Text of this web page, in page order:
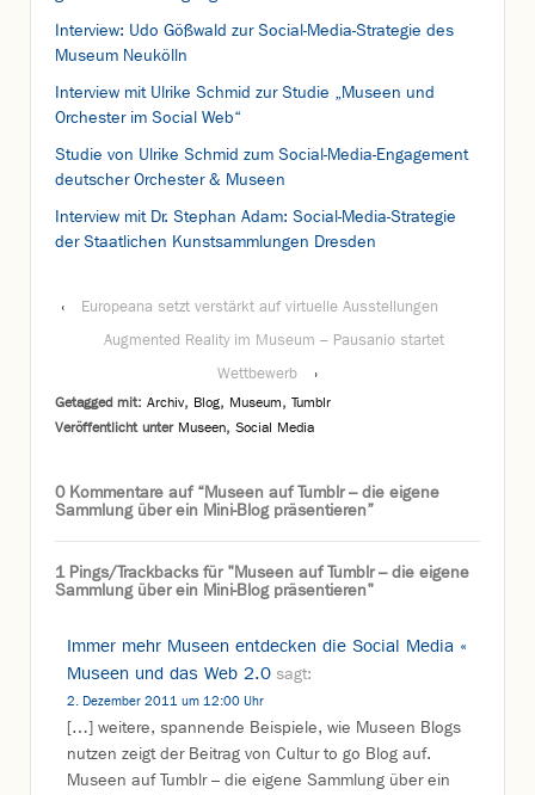
Interview: Udo Gößwald zur Social-Media-Strategie des
Museum Neukölln
Interview mit Ulrike Schmid zur Studie „Museen und
Orchester im Social Web“
Studie von Ulrike Schmid zum Social-Media-Engagement
deutscher Orchester & Museen
Interview mit Dr. Stephan Adam: Social-Media-Strategie
der Staatlichen Kunstsammlungen Dresden
‹
Europeana setzt verstärkt auf virtuelle Ausstellungen
Augmented Reality im Museum – Pausanio startet
Wettbewerb
›
Getagged mit: Archiv, Blog, Museum, Tumblr
Veröffentlicht unter Museen, Social Media
0 Kommentare auf “Museen auf Tumblr – die eigene
Sammlung über ein Mini-Blog präsentieren”
1 Pings/Trackbacks für "Museen auf Tumblr – die eigene
Sammlung über ein Mini-Blog präsentieren"
Immer mehr Museen entdecken die Social Media «
Museen und das Web 2.0 sagt:
2. Dezember 2011 um 12:00 Uhr
[…] weitere, spannende Beispiele, wie Museen Blogs
nutzen zeigt der Beitrag von Cultur to go Blog auf.
Museen auf Tumblr – die eigene Sammlung über ein